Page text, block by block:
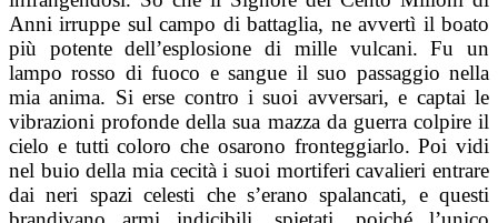
Anni irruppe sul campo di battaglia, ne avvertì il boato
più potente dell’esplosione di mille vulcani. Fu un
lampo rosso di fuoco e sangue il suo passaggio nella
mia anima. Si erse contro i suoi avversari, e captai le
vibrazioni profonde della sua mazza da guerra colpire il
cielo e tutti coloro che osarono fronteggiarlo. Poi vidi
nel buio della mia cecità i suoi mortiferi cavalieri entrare
dai neri spazi celesti che s’erano spalancati, e questi